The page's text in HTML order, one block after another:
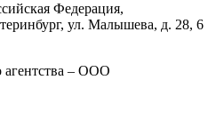
Федерация,
, ул. Малышева, д. 28, 6
– ООО